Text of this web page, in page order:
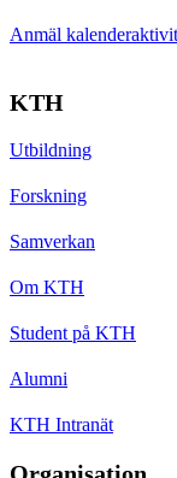
Anmäl
KTH
Utbildning
Forskning
Samverkan
Om KTH
Student på KTH
Alumni
KTH Intranät